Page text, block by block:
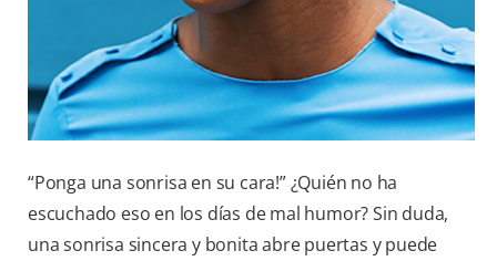
“Ponga una sonrisa en su cara!” ¿Quién no ha
escuchado eso en los días de mal humor? Sin duda,
una sonrisa sincera y bonita abre puertas y puede